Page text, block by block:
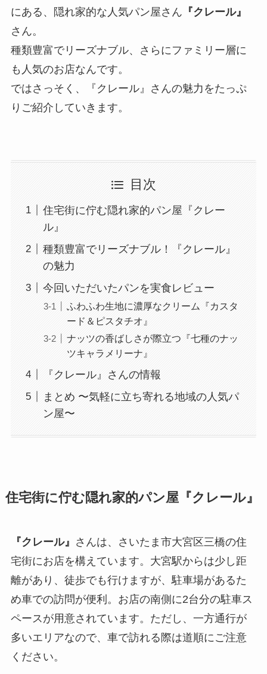
にある、隠れ家的な人気パン屋さん 『クレール』
さん。
種類豊富でリーズナブル、さらにファミリー層に
も人気のお店なんです。
ではさっそく、『クレール』さんの魅力をたっぷ
りご紹介していきます。
目次
住宅街に佇む隠れ家的パン屋『クレー
ル』
種類豊富でリーズナブル！『クレール』
の魅力
今回いただいたパンを実食レビュー
ふわふわ生地に濃厚なクリーム『カスタ
ード＆ピスタチオ』
ナッツの香ばしさが際立つ『七種のナッ
ツキャラメリーナ』
『クレール』さんの情報
まとめ 〜気軽に立ち寄れる地域の人気パ
ン屋〜
住宅街に佇む隠れ家的パン屋『クレール』
『クレール』 さんは、さいたま市大宮区三橋の住
宅街にお店を構えています。大宮駅からは少し距
離があり、徒歩でも行けますが、駐車場があるた
め車での訪問が便利。お店の南側に2台分の駐車ス
ペースが用意されています。ただし、一方通行が
多いエリアなので、車で訪れる際は道順にご注意
ください。